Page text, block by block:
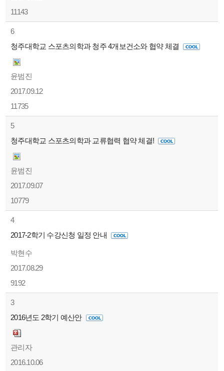
11143
6
청주대학교 스포츠의학과 청주 4개보건소와 협약 체결
윤범진
2017.09.12
11735
5
청주대학교 스포츠의학과 교류협력 협약 체결!
윤범진
2017.09.07
10779
4
2017-2학기 수강신청 일정 안내
박현수
2017.08.29
9192
3
2016년도 2학기 예산안
관리자
2016.10.06